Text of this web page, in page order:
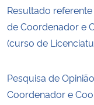
Resultado
de Coordenador e
(curso de
Pesquisa de
Coordenador e